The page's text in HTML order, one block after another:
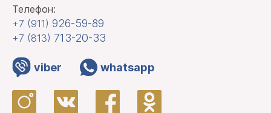
Телефон:
+7 (911) 926-59-89
+7 (813) 713-20-33
viber whatsapp